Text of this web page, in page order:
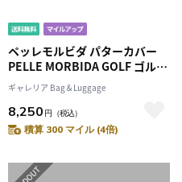
ペッレモルビダ パターカバー
PELLE MORBIDA GOLF ゴルフ
パターケース ヘッドカバー ク
ラブカバー ゴルフクラブヘッド
カバー ゴルフクラブ カバー 合
成皮革 合皮 パター パター用 ピ
ギャレリア Bag＆Luggage
8,250 円 （税込）
積算 300 マイル (4倍)